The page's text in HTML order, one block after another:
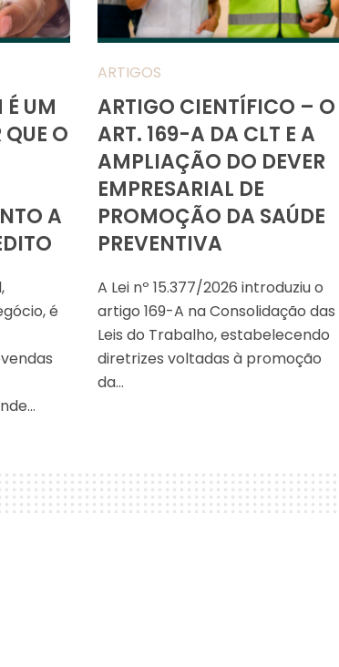
UM
O
A
é
ARTIGOS
ARTIGO CIENTÍFICO – O
ART. 169-A DA CLT E A
AMPLIAÇÃO DO DEVER
EMPRESARIAL DE
PROMOÇÃO DA SAÚDE
PREVENTIVA
A Lei nº 15.377/2026 introduziu o
artigo 169-A na Consolidação das
Leis do Trabalho, estabelecendo
diretrizes voltadas à promoção
da…